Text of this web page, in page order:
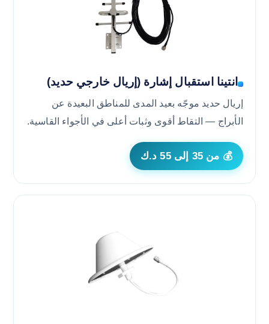
انتينا استقبال إشارة (إريال خارجي حديد)
إريال حديد موجّه بعيد المدى للمناطق البعيدة عن
الأبراج — التقاط أقوى وثبات أعلى في الأجواء القاسية.
💰 من 35 إلى 55 د.ك